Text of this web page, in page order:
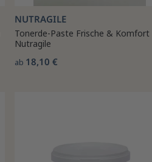
NUTRAGILE
Tonerde-Paste Frische & Komfort
Nutragile
ab 18,10 €